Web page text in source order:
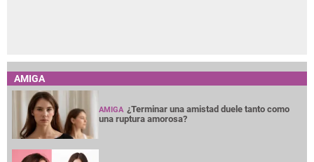
AMIGA
AMIGA ¿Terminar una amistad duele tanto como
una ruptura amorosa?